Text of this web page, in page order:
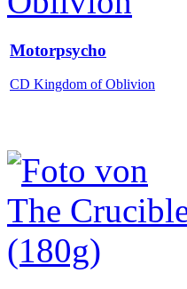
Motorpsycho
CD Kingdom of Oblivion